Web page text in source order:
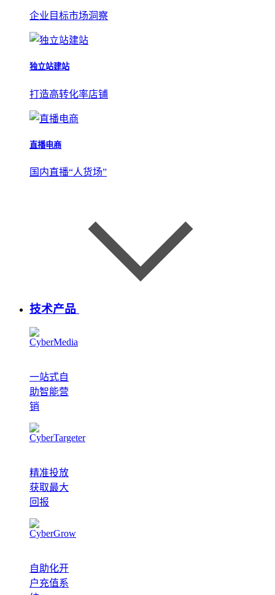
企业目标市场洞察
独立站建站
打造高转化率店铺
直播电商
国内直播“人货场”
技术产品
一站式自
助智能营
销
精准投放
获取最大
回报
自助化开
户充值系